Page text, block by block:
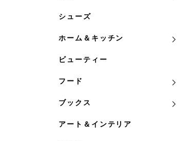
シューズ
ホーム＆キッチン
ビューティー
フード
ブックス
アート＆インテリア